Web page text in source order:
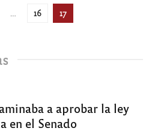
16 17
a aprobar la ley
en el Senado